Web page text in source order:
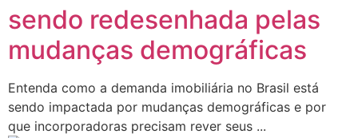
sendo redesenhada pelas
mudanças demográficas
Entenda como a demanda imobiliária no Brasil está
sendo impactada por mudanças demográficas e por
que incorporadoras precisam rever seus ...